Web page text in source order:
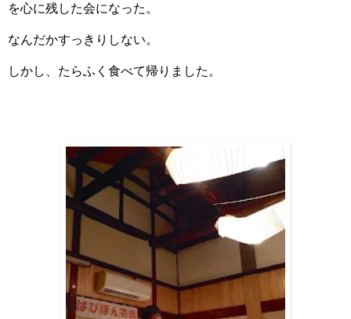
を心に残した会になった。
なんだかすっきりしない。
しかし、たらふく食べて帰りました。